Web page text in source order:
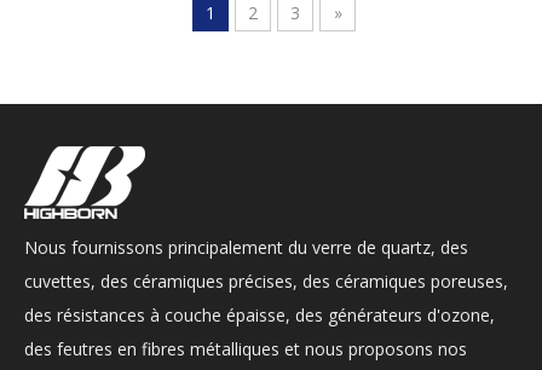
1 2 3 »
Nous fournissons principalement du verre de quartz, des
cuvettes, des céramiques précises, des céramiques poreuses,
des résistances à couche épaisse, des générateurs d'ozone,
des feutres en fibres métalliques et nous proposons nos